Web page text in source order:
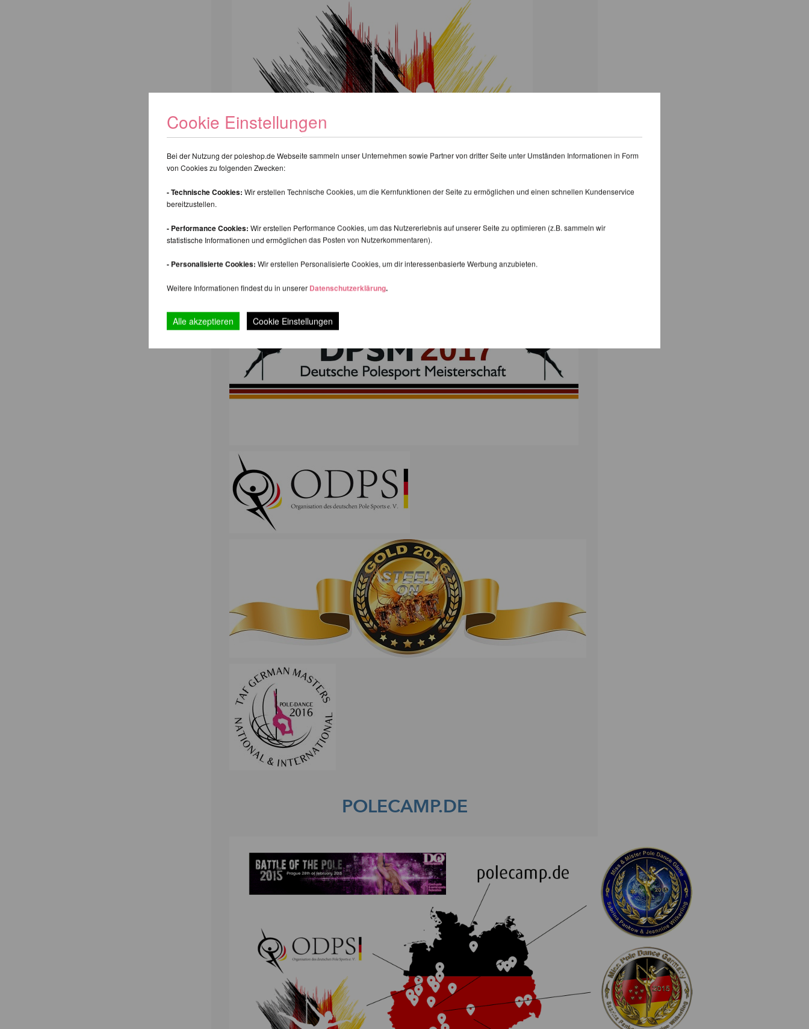
POLECAMP.DE
Cookie Einstellungen
Bei der Nutzung der poleshop.de Webseite sammeln unser Unternehmen sowie Partner von dritter Seite unter Umständen Informationen in Form
von Cookies zu folgenden Zwecken:
- Technische Cookies: Wir erstellen Technische Cookies, um die Kernfunktionen der Seite zu ermöglichen und einen schnellen Kundenservice
bereitzustellen.
- Performance Cookies: Wir erstellen Performance Cookies, um das Nutzererlebnis auf unserer Seite zu optimieren (z.B. sammeln wir
statistische Informationen und ermöglichen das Posten von Nutzerkommentaren).
- Personalisierte Cookies: Wir erstellen Personalisierte Cookies, um dir interessenbasierte Werbung anzubieten.
Weitere Informationen findest du in unserer Datenschutzerklärung.
Alle akzeptieren Cookie Einstellungen